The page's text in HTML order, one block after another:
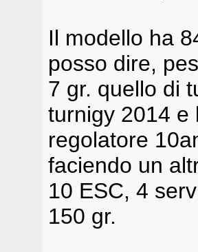
Il modello ha
posso dire,
7 gr. quello di
turnigy 2014 e
regolatore
faciendo un
10 ESC, 4
150 gr.